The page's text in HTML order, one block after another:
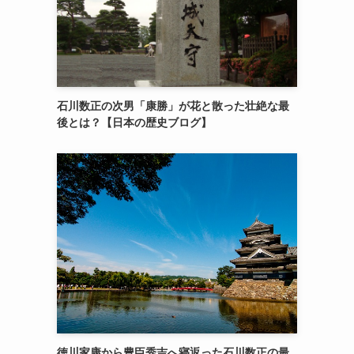
石川数正の次男「康勝」が花と散った壮絶な最
後とは？【日本の歴史ブログ】